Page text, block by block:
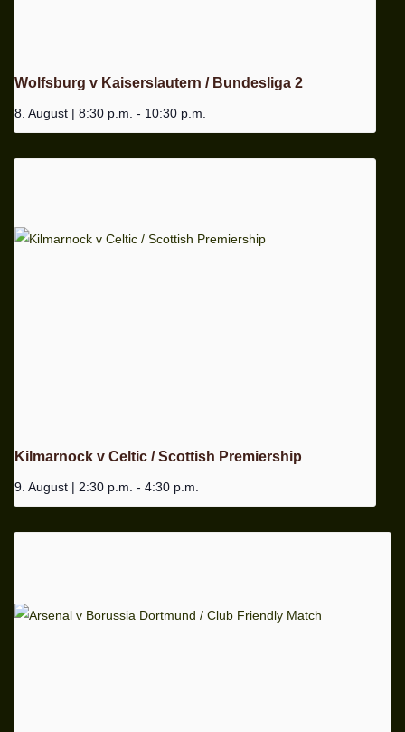
Wolfsburg v Kaiserslautern / Bundesliga 2
8. August | 8:30 p.m. - 10:30 p.m.
Kilmarnock v Celtic / Scottish Premiership
9. August | 2:30 p.m. - 4:30 p.m.